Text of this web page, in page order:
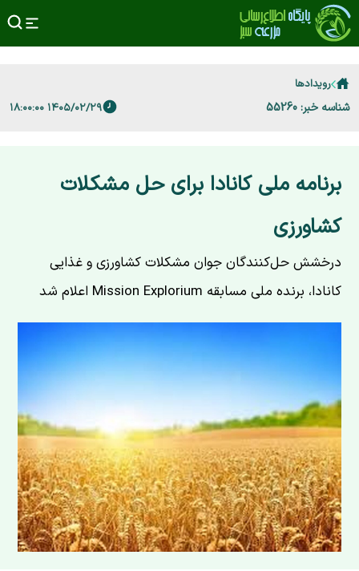
رویدادها
شناسه خبر: 55260 ۱۴۰۵/۰۲/۲۹ ۱۸:۰۰:۰۰
برنامه ملی کانادا برای حل مشکلات
کشاورزی
درخشش حل‌کنندگان جوان مشکلات کشاورزی و غذایی
کانادا، برنده ملی مسابقه Mission Explorium اعلام شد